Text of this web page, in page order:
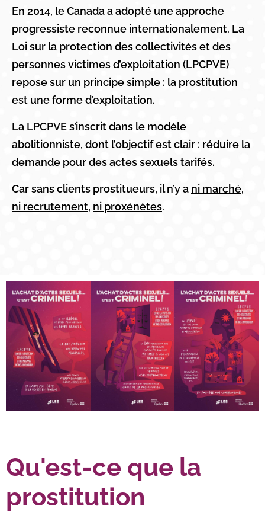
En 2014, le Canada a adopté une approche
progressiste reconnue internationalement. La
Loi sur la protection des collectivités et des
personnes victimes d’exploitation (LPCPVE)
repose sur un principe simple : la prostitution
est une forme d’exploitation.
La LPCPVE s’inscrit dans le modèle
abolitionniste, dont l’objectif est clair : réduire la
demande pour des actes sexuels tarifés.
Car sans clients prostitueurs, il n’y a ni marché,
ni recrutement, ni proxénètes.
Qu'est-ce que la
prostitution